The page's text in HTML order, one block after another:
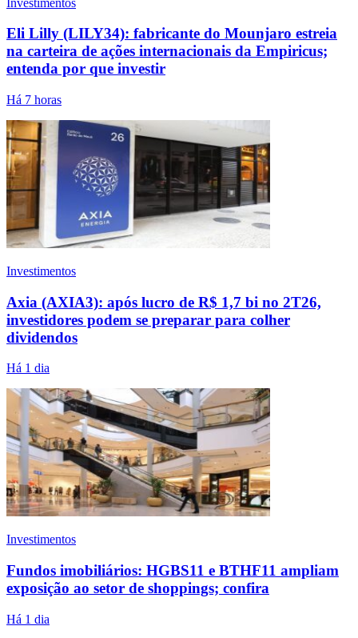
Eli Lilly (LILY34): fabricante do Mounjaro estreia
na carteira de ações internacionais da Empiricus;
entenda por que investir
Há 7 horas
Investimentos
Axia (AXIA3): após lucro de R$ 1,7 bi no 2T26,
investidores podem se preparar para colher
dividendos
Há 1 dia
Investimentos
Fundos imobiliários: HGBS11 e BTHF11 ampliam
exposição ao setor de shoppings; confira
Há 1 dia